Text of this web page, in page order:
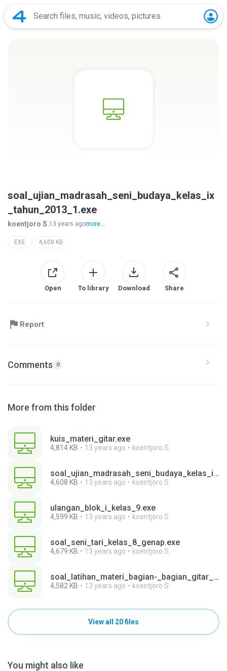
soal_ujian_madrasah_seni_budaya_kelas_ix
_tahun_2013_1.exe
koentjoro S.13 years agomore...
EXE 4,608 KB
Open To library Download Share
Report
Comments 0
More from this folder
kuis_materi_gitar.exe
4,814 KB 13 years ago koentjoro S.
soal_ujian_madrasah_seni_budaya_kelas_ix_tahun_2013.exe
4,608 KB 13 years ago koentjoro S.
ulangan_blok_i_kelas_9.exe
4,599 KB 13 years ago koentjoro S.
soal_seni_tari_kelas_8_genap.exe
4,679 KB 13 years ago koentjoro S.
soal_latihan_materi_bagian-_bagian_gitar_dan_fungsinya.exe
4,582 KB 13 years ago koentjoro S.
View all 20 files
You might also like